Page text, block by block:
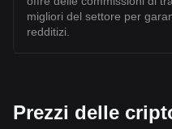
migliori del settore per
redditizi.
Prezzi delle